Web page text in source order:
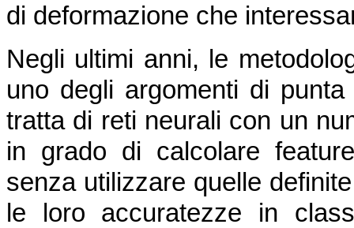
di deformazione che
Negli ultimi anni, le
uno degli argomenti di
tratta di reti neurali con un
in grado di calcolare
senza utilizzare quelle
le loro accuratezze in